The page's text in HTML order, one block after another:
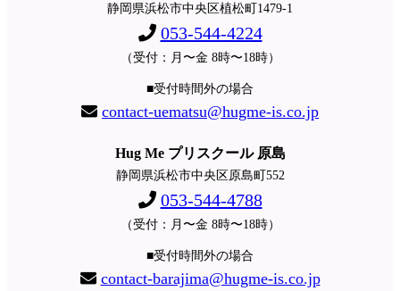
静岡県浜松市中央区植松町1479-1
053-544-4224
（受付：月〜金 8時〜18時）
■受付時間外の場合
contact-uematsu@hugme-is.co.jp
Hug Me プリスクール 原島
静岡県浜松市中央区原島町552
053-544-4788
（受付：月〜金 8時〜18時）
■受付時間外の場合
contact-barajima@hugme-is.co.jp